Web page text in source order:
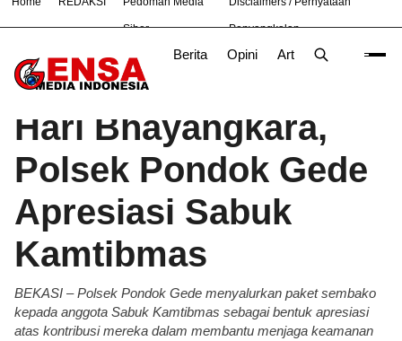
Siber Penyangkalan
Berita Opini Artikel
# Bandung Bekasi Hukum Nasional News TNI
Beranda/Berita
Hari Bhayangkara,
Polsek Pondok Gede
Apresiasi Sabuk
Kamtibmas
BEKASI – Polsek Pondok Gede menyalurkan paket sembako
kepada anggota Sabuk Kamtibmas sebagai bentuk apresiasi
atas kontribusi mereka dalam membantu menjaga keamanan